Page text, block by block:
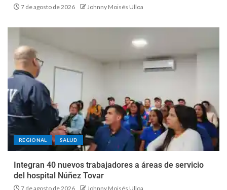
7 de agosto de 2026 Johnny Moisés Ulloa
REGIONAL SALUD
Integran 40 nuevos trabajadores a áreas de servicio
del hospital Núñez Tovar
7 de agosto de 2026 Johnny Moisés Ulloa